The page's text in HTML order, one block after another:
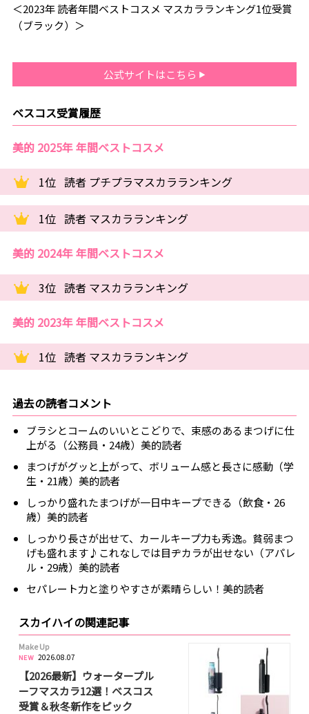
＜2023年 読者年間ベストコスメ マスカラランキング1位受賞
（ブラック）＞
公式サイトはこちら
ベスコス受賞履歴
美的 2025年 年間ベストコスメ
1位 読者 プチプラマスカラランキング
1位 読者 マスカラランキング
美的 2024年 年間ベストコスメ
3位 読者 マスカラランキング
美的 2023年 年間ベストコスメ
1位 読者 マスカラランキング
過去の読者コメント
ブラシとコームのいいとこどりで、束感のあるまつげに仕
上がる（公務員・24歳）美的読者
まつげがグッと上がって、ボリューム感と長さに感動（学
生・21歳）美的読者
しっかり盛れたまつげが一日中キープできる（飲食・26
歳）美的読者
しっかり長さが出せて、カールキープ力も秀逸。貧弱まつ
げも盛れます♪これなしでは目ヂカラが出せない（アパレ
ル・29歳）美的読者
セパレート力と塗りやすさが素晴らしい！美的読者
スカイハイの関連記事
Make Up
2026.08.07
【2026最新】ウォータープル
ーフマスカラ12選！ベスコス
受賞＆秋冬新作をピック